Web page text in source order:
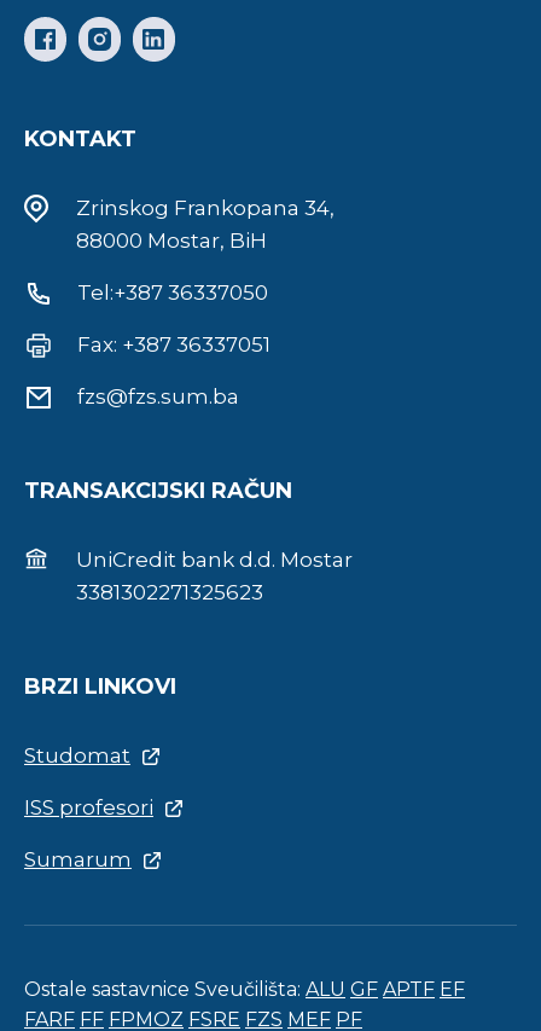
KONTAKT
Zrinskog Frankopana 34,
88000 Mostar, BiH
Tel:+387 36337050
Fax: +387 36337051
fzs@fzs.sum.ba
TRANSAKCIJSKI RAČUN
UniCredit bank d.d. Mostar
3381302271325623
BRZI LINKOVI
Studomat
ISS profesori
Sumarum
Ostale sastavnice Sveučilišta: ALU GF APTF EF
FARF FF FPMOZ FSRE FZS MEF PF